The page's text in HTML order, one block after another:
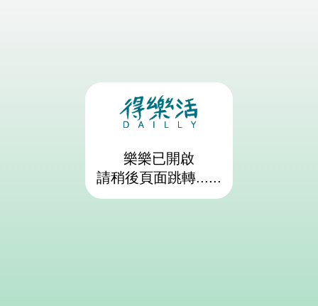
樂樂已開啟
請稍後頁面跳轉......